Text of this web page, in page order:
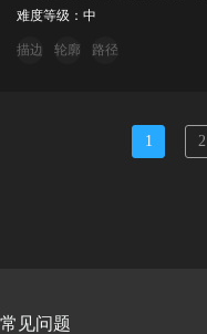
难度等级：中
描边 轮廓 路径
1 2
常见问题